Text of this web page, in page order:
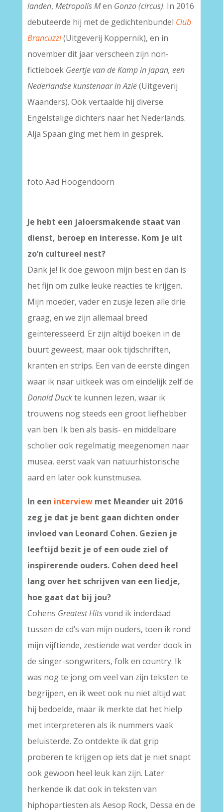
landen, Metropolis Men Gonzo (circus). In 2016
debuteerde hij met de gedichtenbundel Club
Brancuzzi(Uitgeverij Koppernik), en in
november dit jaar verscheen zijn non-
fictieboek Geertje van de Kamp in Japan, een
Nederlandse kunstenaar in Azië(Uitgeverij
Waanders). Ook vertaalde hij diverse
Engelstalige dichters naar het Nederlands.
Alja Spaan ging met hem in gesprek.
foto Aad Hoogendoorn
Je hebt een jaloersmakende staat van
dienst, beroep en interesse. Kom je uit
zo’n cultureel nest?
Dank je! Ik doe gewoon mijn best en dan is
het fijn om zulke leuke reacties te krijgen.
Mijn moeder, vader en zusje lezen alle drie
graag, en we zijn allemaal breed
geïnteresseerd. Er zijn altijd boeken in de
buurt geweest, maar ook tijdschriften,
kranten en strips. Een van de eerste dingen
waar ik naar uitkeek was om eindelijk zelf de
Donald Duckte kunnen lezen, waar ik
trouwens nog steeds een groot liefhebber
van ben. Ik ben als basis- en middelbare
scholier ook regelmatig meegenomen naar
musea, eerst vaak van natuurhistorische
aard en later ook kunstmusea.
In een interviewmet Meander uit 2016
zeg je dat je bent gaan dichten onder
invloed van Leonard Cohen. Gezien je
leeftijd bezit je of een oude ziel of
inspirerende ouders. Cohen deed heel
lang over het schrijven van een liedje,
hoe gaat dat bij jou?
Cohens Greatest Hitsvond ik inderdaad
tussen de cd’s van mijn ouders, toen ik rond
mijn vijftiende, zestiende wat verder dook in
de singer-songwriters, folk en country. Ik
was nog te jong om veel van zijn teksten te
begrijpen, en ik weet ook nu niet altijd wat
hij bedoelde, maar ik merkte dat het hielp
met interpreteren als ik nummers vaak
beluisterde. Zo ontdekte ik dat grip
proberen te krijgen op iets dat je niet snapt
ook gewoon heel leuk kan zijn. Later
herkende ik dat ook in teksten van
hiphopartiesten als Aesop Rock, Dessa en de